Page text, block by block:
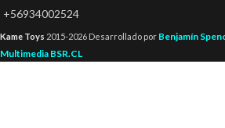
+56934002524
Kame Toys 2015-2026 Desarrollado por Benjamín
Multimedia BSR.CL